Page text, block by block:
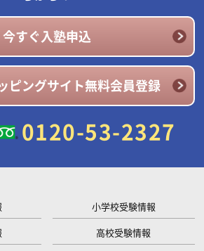
今すぐ入塾申込
ピングサイト無料会員登録
0120-53-2327
小学校受験情報
高校受験情報